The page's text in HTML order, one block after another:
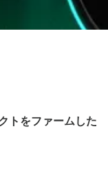
トをファームした